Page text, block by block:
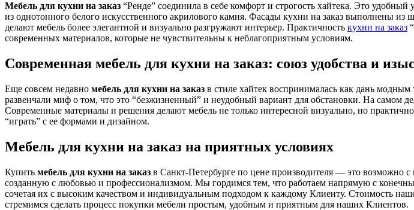
Мебель для кухни на заказ “Ренде” соединила в себе комфорт и строгость хайтека. Это
из однотонного белого искусственного акрилового камня. Фасады кухни на заказ выполнены
делают мебель более элегантной и визуально разгружают интерьер. Практичность кухни на заказ
современных материалов, которые не чувствительны к неблагоприятным условиям.
Современная мебель для кухни на заказ: союз удобства и
Еще совсем недавно мебель для кухни на заказ в стиле хайтек воспринималась как дань
развенчали миф о том, что это “безжизненный” и неудобный вариант для обстановки. На самом
Современные материалы и решения делают мебель не только интересной визуально, но
“играть” с ее формами и дизайном.
Мебель для кухни на заказ на приятных условиях
Купить мебель для кухни на заказ в Санкт-Петербурге по цене производителя — это
созданную с любовью и профессионализмом. Мы гордимся тем, что работаем напрямую с
сочетая их с высоким качеством и индивидуальным подходом к каждому Клиенту. Стоимость
стремимся сделать процесс покупки мебели простым, удобным и приятным для наших Клиентов.